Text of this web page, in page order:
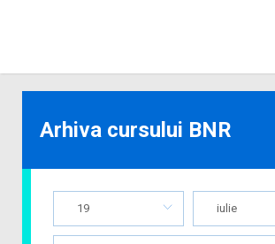
Arhiva cursului BNR
19 iulie